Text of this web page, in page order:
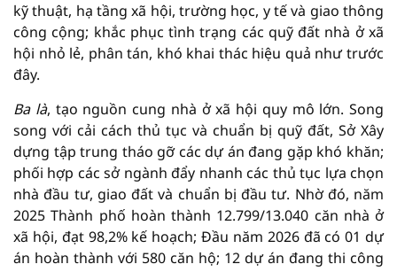
kỹ thuật, hạ tầng xã hội, trường học, y tế và giao thông
công cộng; khắc phục tình trạng các quỹ đất nhà ở xã
hội nhỏ lẻ, phân tán, khó khai thác hiệu quả như trước
đây.
Ba là, tạo nguồn cung nhà ở xã hội quy mô lớn. Song
song với cải cách thủ tục và chuẩn bị quỹ đất, Sở Xây
dựng tập trung tháo gỡ các dự án đang gặp khó khăn;
phối hợp các sở ngành đẩy nhanh các thủ tục lựa chọn
nhà đầu tư, giao đất và chuẩn bị đầu tư. Nhờ đó, năm
2025 Thành phố hoàn thành 12.799/13.040 căn nhà ở
xã hội, đạt 98,2% kế hoạch; Đầu năm 2026 đã có 01 dự
án hoàn thành với 580 căn hộ; 12 dự án đang thi công